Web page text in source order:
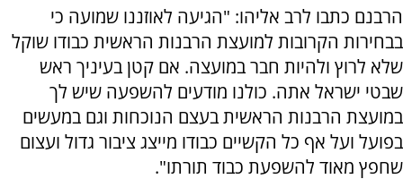
הרבנם כתבו לרב אליהו: "הגיעה לאוזננו שמועה כי
בבחירות הקרובות למועצת הרבנות הראשית כבודו שוקל
שלא לרוץ ולהיות חבר במועצה. אם קטן בעיניך ראש
שבטי ישראל אתה. כולנו מודעים להשפעה שיש לך
במועצת הרבנות הראשית בעצם הנוכחות וגם במעשים
בפועל ועל אף כל הקשיים כבודו מייצג ציבור גדול ועצום
שחפץ מאוד להשפעת כבוד תורתו".